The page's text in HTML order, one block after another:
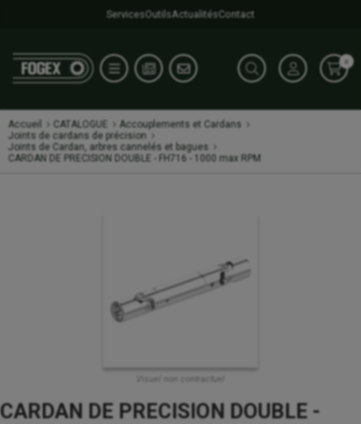
ServicesOutilsActualitésContact
0
Accueil CATALOGUE
Accouplements et Cardans
Joints de cardans de précision
Joints de Cardan, arbres cannelés et bagues
CARDAN DE PRECISION DOUBLE - FH716 - 1000 max RPM
Visuel non contractuel
CARDAN DE PRECISION DOUBLE -